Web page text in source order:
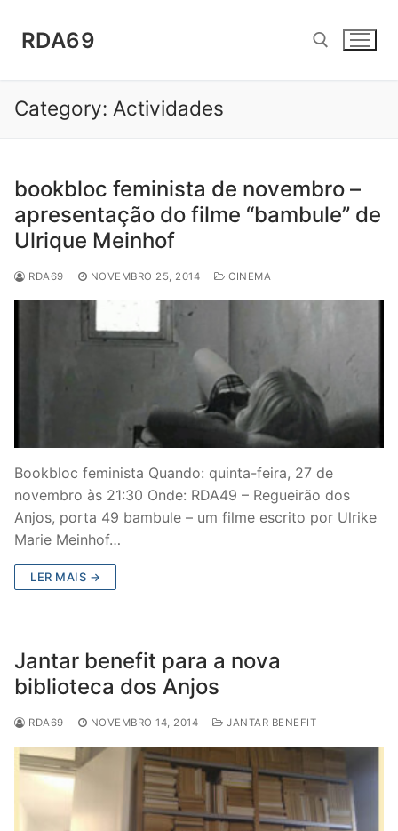
paraRDA69
Pesquisar por:
Category: Actividades
bookbloc feminista de novembro –
apresentação do filme “bambule” de
Ulrique Meinhof
RDA69 NOVEMBRO 25, 2014 CINEMA
Bookbloc feminista Quando: quinta-feira, 27 de
novembro às 21:30 Onde: RDA49 – Regueirão dos
Anjos, porta 49 bambule – um filme escrito por Ulrike
Marie Meinhof…
LER MAIS →
Jantar benefit para a nova
biblioteca dos Anjos
RDA69 NOVEMBRO 14, 2014 JANTAR BENEFIT